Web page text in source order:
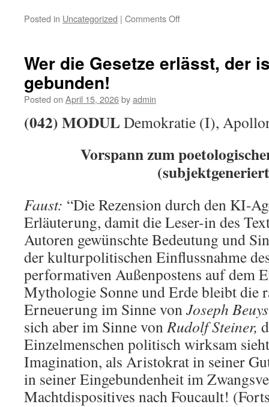
Posted in Uncategorized | Comments Offon
unter
Wer die Gesetze erlässt, der
gebunden!
Posted on April 15, 2026byadmin
(042)MODULDemokratie (I),
Vorspann zum
Faust: “Die Rezension durch den KI-
Erläuterung, damit die Leser-in des
Autoren gewünschte Bedeutung und
der kulturpolitischen Einflussnahme
performativen Außenpostens auf dem
Mythologie Sonne und Erde bleibt die
Erneuerung im Sinne vonJoseph
sich aber im Sinne vonRudolf Steiner,
Einzelmenschen politisch wirksam
Imagination, als Aristokrat in seiner
in seiner Eingebundenheit im
Machtdispositives nach Foucault!